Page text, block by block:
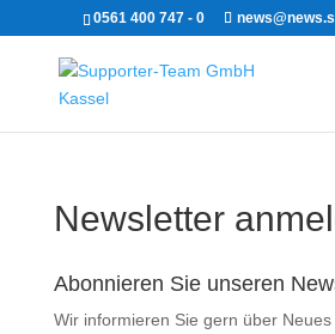
0561 400 747 - 0
Newsletter
Abonnieren Sie unseren
Wir informieren Sie gern über